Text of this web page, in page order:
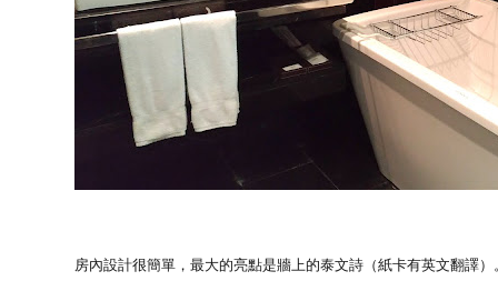
房內設計很簡單，最大的亮點是牆上的泰文詩（紙卡有英文翻譯）